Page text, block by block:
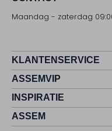
Maandag - zaterdag
KLANTENSERVICE
ASSEMVIP
INSPIRATIE
ASSEM